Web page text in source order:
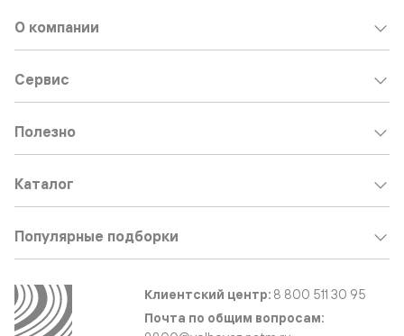
О компании
Сервис
Полезно
Каталог
Популярные подборки
Клиентский центр: 8 800 511 30 95
Почта по общим вопросам: